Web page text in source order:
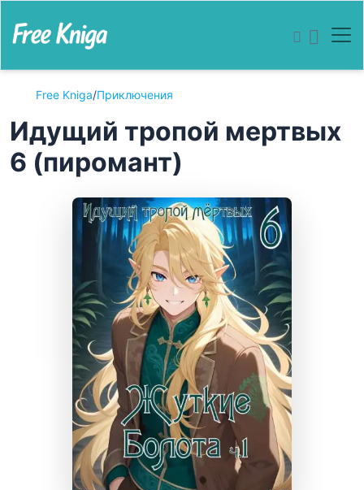
Free Kniga/Приключения
Идущий тропой мертвых
6 (пиромант)